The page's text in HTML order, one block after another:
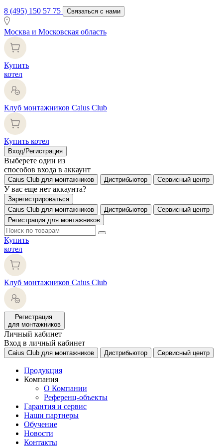
8 (495) 150 57 75 Связаться с нами
Москва и Московская область
Купить
котел
Клуб монтажников Caius Club
Купить котел
Вход/Регистрация
Выберете один из
способов входа в аккаунт
Caius Club для монтажников Дистрибьютор Сервисный центр
У вас еще нет аккаунта?
Зарегистрироваться
Caius Club для монтажников
Дистрибьютор
Сервисный центр
Регистрация для монтажников
Купить
котел
Клуб монтажников Caius Club
Регистрация
для монтажников
Личный кабинет
Вход в личный кабинет
Caius Club для монтажников Дистрибьютор Сервисный центр
Продукция
Компания
О Компании
Референц-объекты
Гарантия и сервис
Наши партнеры
Обучение
Новости
Контакты